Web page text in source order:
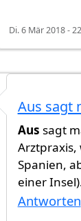
Di. 6 Mär 2018 -
eine
Aus sagt
Aus sagt
Arztpraxis,
Spanien,
einer
Antworten